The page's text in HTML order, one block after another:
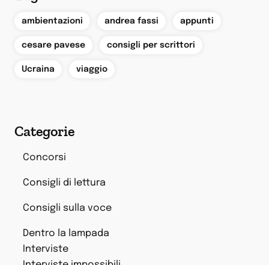
ambientazioni andrea fassi appunti
cesare pavese consigli per scrittori
Ucraina viaggio
Categorie
Concorsi
Consigli di lettura
Consigli sulla voce
Dentro la lampada
Interviste